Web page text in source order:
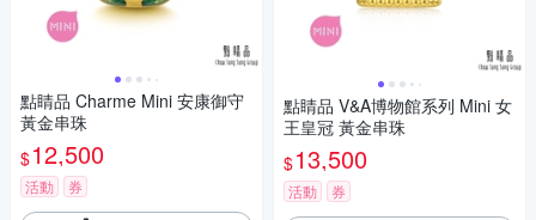
點睛品 Charme Mini 安康御守
黃金串珠
$12,500
活動 券
點睛品 V&A博物館系列 Mini 女
王皇冠 黃金串珠
$13,500
活動 券